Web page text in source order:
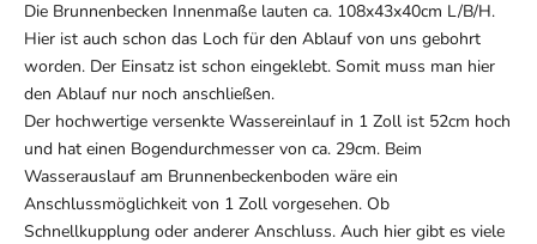
Die Brunnenbecken Innenmaße lauten ca. 108x43x40cm L/B/H.
Hier ist auch schon das Loch für den Ablauf von uns gebohrt
worden. Der Einsatz ist schon eingeklebt. Somit muss man hier
den Ablauf nur noch anschließen.
Der hochwertige versenkte Wassereinlauf in 1 Zoll ist 52cm hoch
und hat einen Bogendurchmesser von ca. 29cm. Beim
Wasserauslauf am Brunnenbeckenboden wäre ein
Anschlussmöglichkeit von 1 Zoll vorgesehen. Ob
Schnellkupplung oder anderer Anschluss. Auch hier gibt es viele